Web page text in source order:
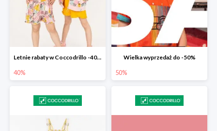
Letnie rabaty w Coccodrillo -40% na drugi produkt z nowości
40%
Wielka wyprzedaż do -50%
50%